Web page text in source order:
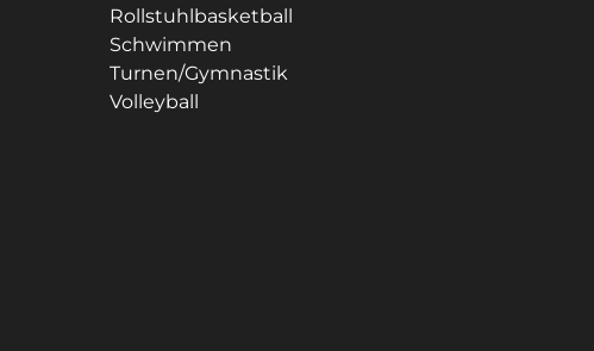
Rollstuhlbasketball
Schwimmen
Turnen/Gymnastik
Volleyball